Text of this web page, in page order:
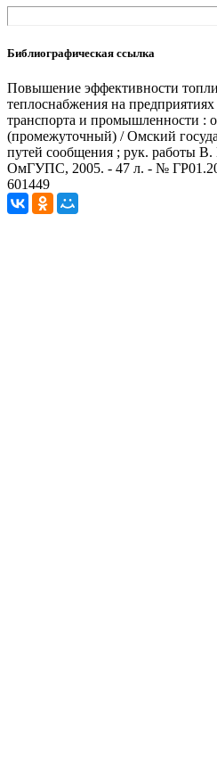
Библиографическая ссылка
Повышение эффективности
теплоснабжения на
транспорта и промышленности :
(промежуточный) / Омский
путей сообщения ; рук. работы
ОмГУПС, 2005. - 47 л. - №
601449